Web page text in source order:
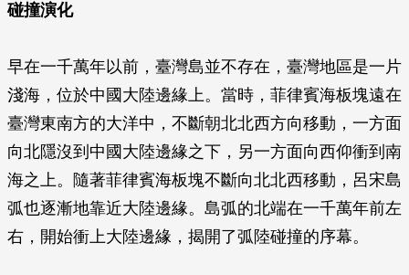
碰撞演化
早在一千萬年以前，臺灣島並不存在，臺灣地區是一片
淺海，位於中國大陸邊緣上。當時，菲律賓海板塊遠在
臺灣東南方的大洋中，不斷朝北北西方向移動，一方面
向北隱沒到中國大陸邊緣之下，另一方面向西仰衝到南
海之上。隨著菲律賓海板塊不斷向北北西移動，呂宋島
弧也逐漸地靠近大陸邊緣。島弧的北端在一千萬年前左
右，開始衝上大陸邊緣，揭開了弧陸碰撞的序幕。